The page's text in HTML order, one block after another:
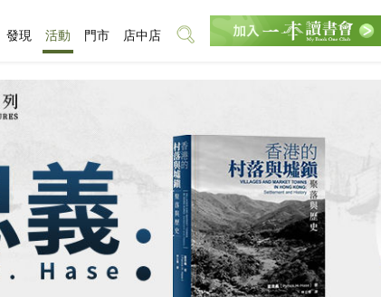
發現 活動 門市 店中店